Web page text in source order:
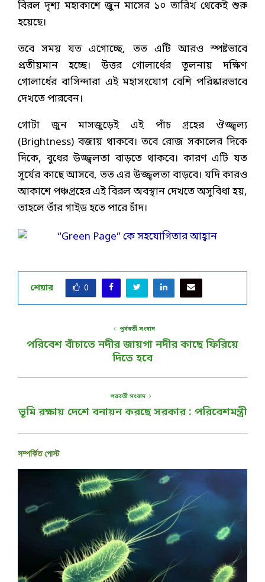
বিরল দৃশ্য মহাকাশে জুন মাসের ১০ তারিখ থেকেই শুরু
হয়েছে।
তবে সময় যত এগোচ্ছে, তত এটি আরও স্পষ্টভাবে
প্রতীয়মান হচ্ছে। উত্তর গোলার্ধের তুলনায় দক্ষিণ
গোলার্ধের বাসিন্দারা এই মহাসংযোগ বেশি পরিষ্কারভাবে
দেখতে পারবেন।
গোটা জুন মাসজুড়েই এই পাঁচ গ্রহের ঔজ্জ্বল্য
(Brightness) বজায় থাকবে। তবে রোজ সকালের দিকে
দিকে, বুধের উজ্জ্বলতা বাড়তে থাকবে। কারণ এটি যত
সূর্যের কাছে আসবে, তত এর উজ্জ্বলতা বাড়বে। যদি কারও
আকাশে পঞ্চগ্রহের এই বিরল অবস্থান দেখতে অসুবিধা হয়,
তাহলে তাঁর গাইড হতে পারে চাঁদ।
শেয়ার 0
পূর্ববর্তী সংবাদ
পরিবেশ বাঁচাতে নদীর জায়গা নদীর কাছে ফিরিয়ে
দিতে হবে
পরবর্তী সংবাদ
ভূমি রক্ষায় দেশে বনায়ন করছে সরকার : পরিবেশমন্ত্রী
সম্পর্কিত পোস্ট